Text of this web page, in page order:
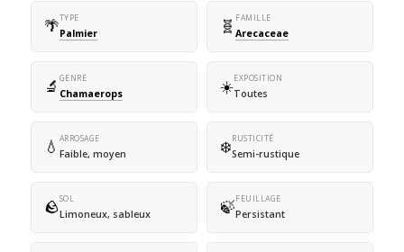
🌴TYPE
Palmier 🧬 FAMILLE
Arecaceae
🔬 GENRE
Chamaerops ☀️EXPOSITION
Toutes
💧 ARROSAGE
Faible, moyen ❄️RUSTICITÉ
Semi-rustique
🪨SOL
Limoneux, sableux 🍃FEUILLAGE
Persistant